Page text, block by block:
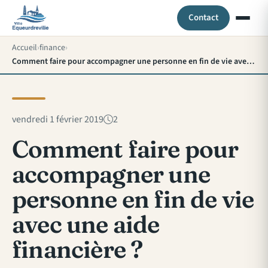
Contact
Accueil finance
Comment faire pour accompagner une personne en fin de vie avec une aide financière ?
vendredi 1 février 2019 2
Comment faire pour
accompagner une
personne en fin de vie
avec une aide
financière ?